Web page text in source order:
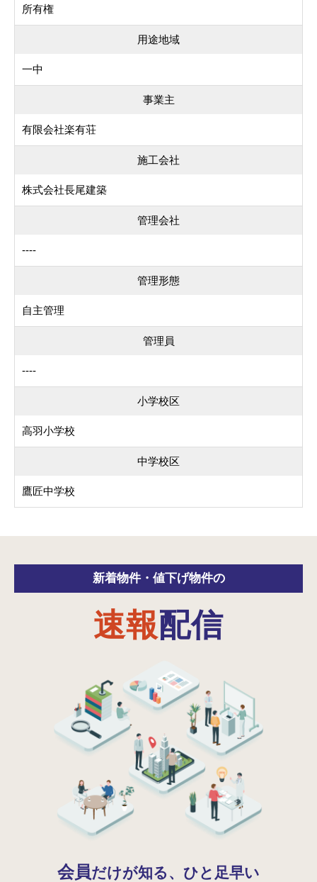
所有権
用途地域
一中
事業主
有限会社楽有荘
施工会社
株式会社長尾建築
管理会社
----
管理形態
自主管理
管理員
----
小学校区
高羽小学校
中学校区
鷹匠中学校
新着物件・ 値下げ物件の
速報配信
会員だけが知る、ひと足早い